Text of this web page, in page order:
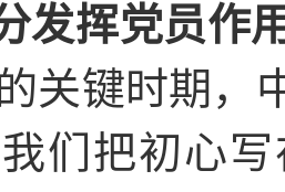
发挥党员作
关键时期，
们把初心